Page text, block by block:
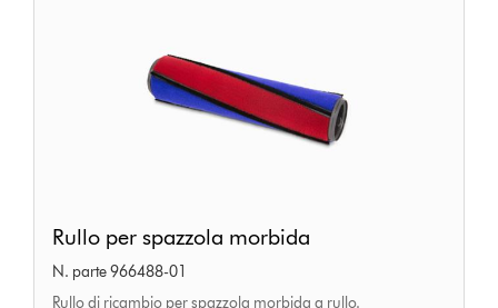
per
spazzola
Rullo per spazzola morbida
N. parte 966488-01
Rullo di ricambio per spazzola morbida a rullo.